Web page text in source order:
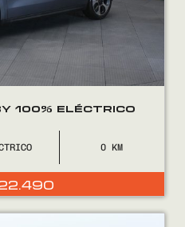
100% ELÉCTRICO
0